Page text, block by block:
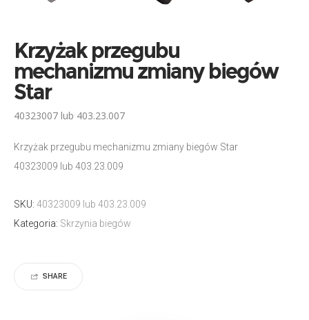
Krzyżak przegubu
mechanizmu zmiany biegów
Star
40323007 lub 403.23.007
Krzyżak przegubu mechanizmu zmiany biegów Star
40323009 lub 403.23.009
SKU: 40323009 lub 403.23.009
Kategoria: Skrzynia biegów
SHARE